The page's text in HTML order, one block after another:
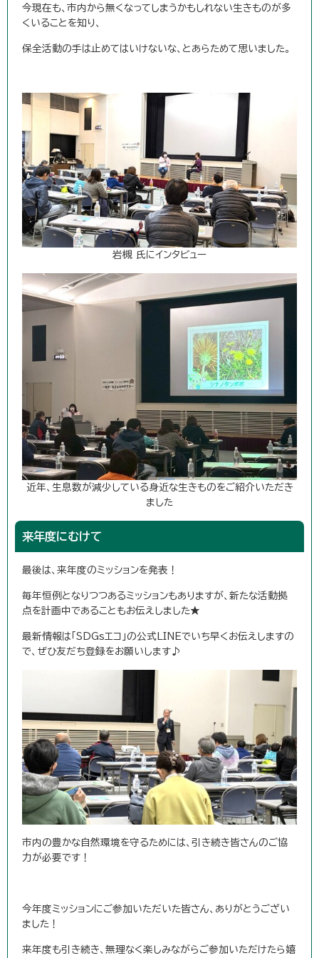
今現在も、市内から無くなってしまうかもしれない生きものが多
くいることを知り、
保全活動の手は止めてはいけないな、とあらためて思いました。
岩槻 氏にインタビュー
近年、生息数が減少している身近な生きものをご紹介いただき
ました
来年度にむけて
最後は、来年度のミッションを発表！
毎年恒例となりつつあるミッションもありますが、新たな活動拠
点を計画中であることもお伝えしました★
最新情報は「SDGsエコ」の公式LINEでいち早くお伝えしますの
で、ぜひ友だち登録をお願いします♪
市内の豊かな自然環境を守るためには、引き続き皆さんのご協
力が必要です！
今年度ミッションにご参加いただいた皆さん、ありがとうござい
ました！
来年度も引き続き、無理なく楽しみながらご参加いただけたら嬉